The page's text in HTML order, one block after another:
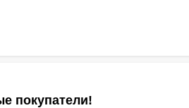
покупатели!